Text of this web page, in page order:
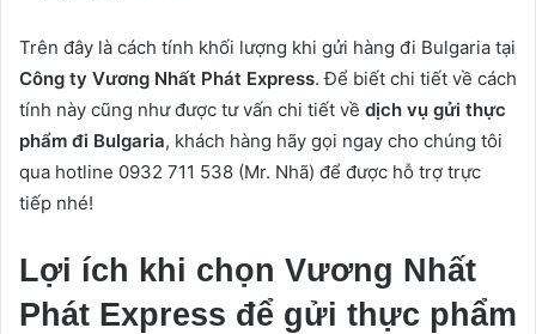
Trên đây là cách tính khối lượng khi gửi hàng đi Bulgaria tại
Công ty Vương Nhất Phát Express. Để biết chi tiết về cách
tính này cũng như được tư vấn chi tiết về dịch vụ gửi thực
phẩm đi Bulgaria, khách hàng hãy gọi ngay cho chúng tôi
qua hotline 0932 711 538 (Mr. Nhã) để được hỗ trợ trực
tiếp nhé!
Lợi ích khi chọn Vương Nhất
Phát Express để gửi thực phẩm